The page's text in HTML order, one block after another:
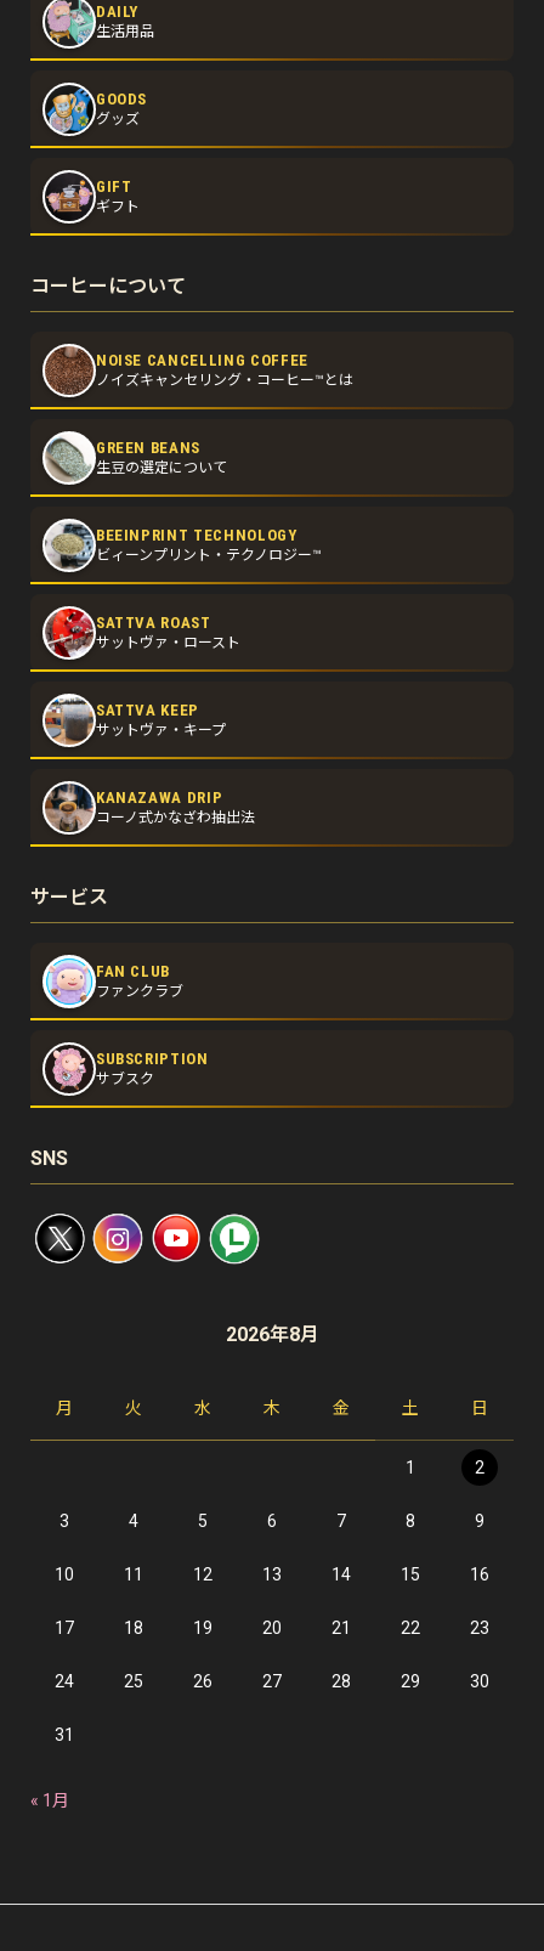
DAILY
生活用品
GOODS
グッズ
GIFT
ギフト
コーヒーについて
NOISE CANCELLING COFFEE
ノイズキャンセリング・コーヒー™とは
GREEN BEANS
生豆の選定について
BEEINPRINT TECHNOLOGY
ビィーンプリント・テクノロジー™
SATTVA ROAST
サットヴァ・ロースト
SATTVA KEEP
サットヴァ・キープ
KANAZAWA DRIP
コーノ式かなざわ抽出法
サービス
FAN CLUB
ファンクラブ
SUBSCRIPTION
サブスク
SNS
2026年8月
月 火 水 木 金 土 日
1 2
3 4 5 6 7 8 9
10 11 12 13 14 15 16
17 18 19 20 21 22 23
24 25 26 27 28 29 30
31
« 1月